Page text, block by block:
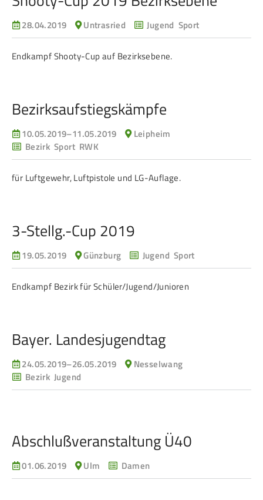
28.04.2019 Untrasried Jugend Sport
Endkampf Shooty-Cup auf Bezirksebene.
Bezirksaufstiegskämpfe
10.05.2019–11.05.2019
Leipheim
Bezirk Sport RWK
für Luftgewehr, Luftpistole und LG-Auflage.
3-Stellg.-Cup 2019
19.05.2019 Günzburg Jugend Sport
Endkampf Bezirk für Schüler/Jugend/Junioren
Bayer. Landes­jugend­tag
24.05.2019–26.05.2019
Nesselwang
Bezirk Jugend
Abschlußveranstaltung Ü40
01.06.2019 Ulm Damen
NavigationDatenschutz Impressum
Formulare
Kontakt